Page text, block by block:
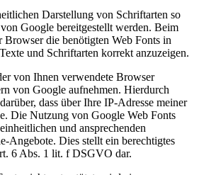
Darstellung von Schriftarten so
Google bereitgestellt werden. Beim
die benötigten Web Fonts in
und Schriftarten korrekt anzuzeigen.
von Ihnen verwendete Browser
von Google aufnehmen. Hierdurch
dass über Ihre IP-Adresse meiner
Die Nutzung von Google Web Fonts
und ansprechenden
Angebote. Dies stellt ein berechtigtes
6 Abs. 1 lit. f DSGVO dar.